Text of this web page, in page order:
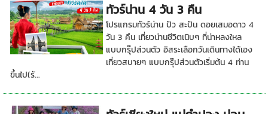
ทัวร์น่าน 4 วัน 3 คืน
โปรแกรมทัวร์น่าน ปัว สะปัน ดอยเสมอดาว 4
วัน 3 คืน เที่ยวน่านชีวิตเนิบๆ ที่น่าหลงใหล
แบบกรุ๊ปส่วนตัว อิสระเลือกวันเดินทางได้เอง
เที่ยวสบายๆ แบบกรุ๊ปส่วนตัวเริ่มต้น 4 ท่าน
ขึ้นไป(รั...